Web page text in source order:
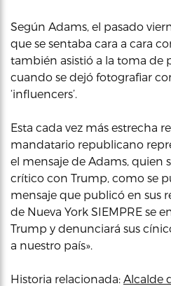
Según Adams, el pasado
que se sentaba cara a cara
también asistió a la toma de
cuando se dejó fotografiar
‘influencers’.
Esta cada vez más estrecha
mandatario republicano
el mensaje de Adams, quien
crítico con Trump, como se
mensaje que publicó en sus
de Nueva York SIEMPRE se
Trump y denunciará sus
a nuestro país».
Historia relacionada: Alcalde